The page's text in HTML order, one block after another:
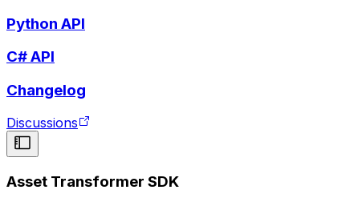
Python API
C# API
Changelog
Discussions
Asset Transformer SDK